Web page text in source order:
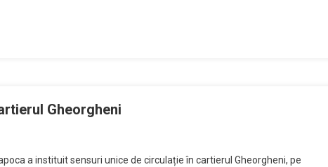
Gheorgheni
a instituit sensuri unice de circulație în cartierul Gheorgheni, pe